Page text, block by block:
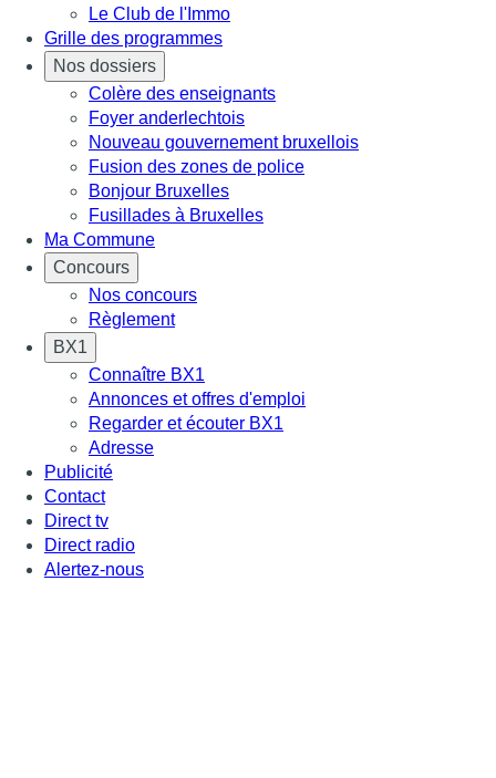
Le Club de l'Immo
Grille des programmes
Nos dossiers
Colère des enseignants
Foyer anderlechtois
Nouveau gouvernement bruxellois
Fusion des zones de police
Bonjour Bruxelles
Fusillades à Bruxelles
Ma Commune
Concours
Nos concours
Règlement
BX1
Connaître BX1
Annonces et offres d'emploi
Regarder et écouter BX1
Adresse
Publicité
Contact
Direct tv
Direct radio
Alertez-nous